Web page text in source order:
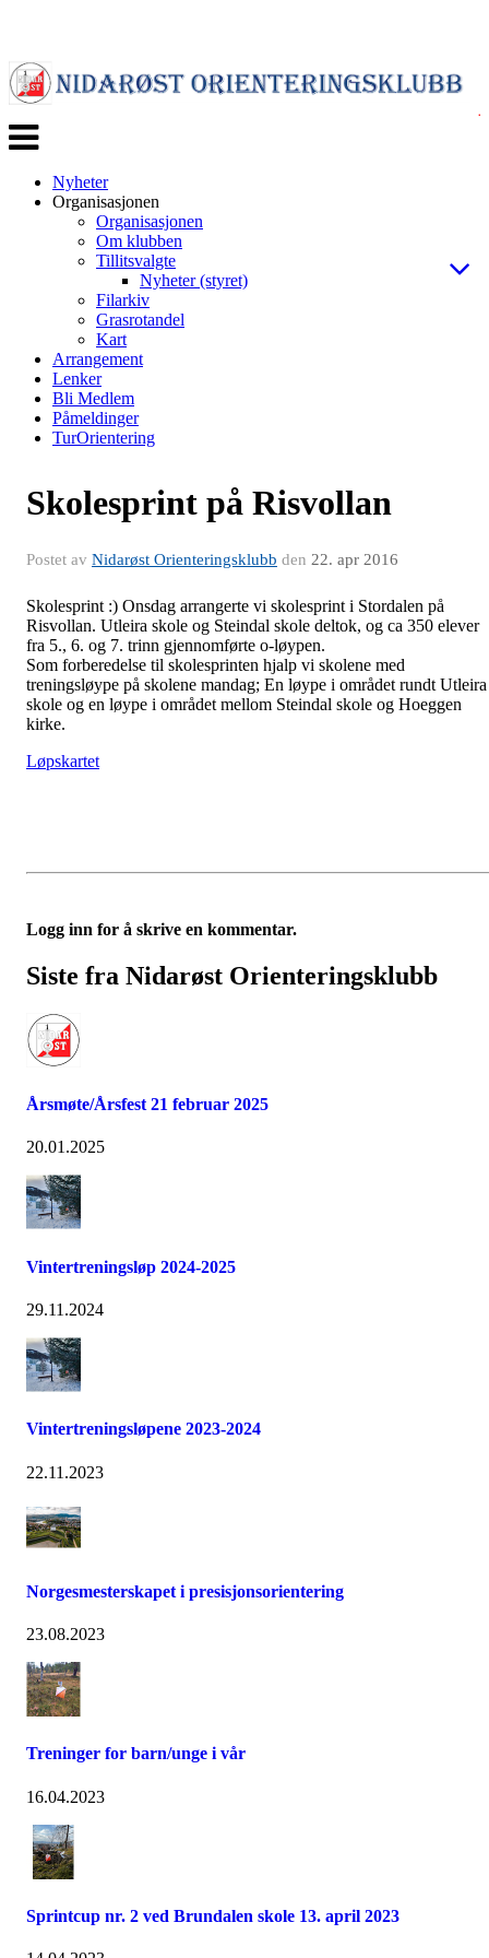
Veksle
navigasjon
Nyheter
Organisasjonen
Organisasjonen
Om klubben
Tillitsvalgte
Nyheter (styret)
Filarkiv
Grasrotandel
Kart
Arrangement
Lenker
Bli Medlem
Påmeldinger
TurOrientering
Skolesprint på Risvollan
Postet av Nidarøst Orienteringsklubb den 22. apr 2016
Skolesprint :) Onsdag arrangerte vi skolesprint i Stordalen på
Risvollan. Utleira skole og Steindal skole deltok, og ca 350 elever
fra 5., 6. og 7. trinn gjennomførte o-løypen.
Som forberedelse til skolesprinten hjalp vi skolene med
treningsløype på skolene mandag; En løype i området rundt Utleira
skole og en løype i området mellom Steindal skole og Hoeggen
kirke.
Løpskartet
Logg inn for å skrive en kommentar.
Siste fra Nidarøst Orienteringsklubb
Årsmøte/Årsfest 21 februar 2025
20.01.2025
Vintertreningsløp 2024-2025
29.11.2024
Vintertreningsløpene 2023-2024
22.11.2023
Norgesmesterskapet i presisjonsorientering
23.08.2023
Treninger for barn/unge i vår
16.04.2023
Sprintcup nr. 2 ved Brundalen skole 13. april 2023